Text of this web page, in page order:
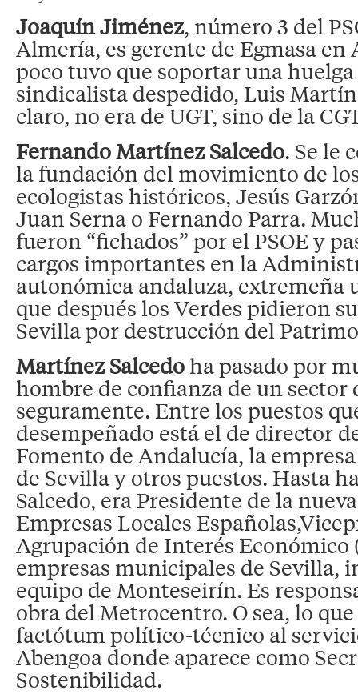
Joaquín Jiménez, número 3 del
Almería, es gerente de Egmasa en
poco tuvo que soportar una
sindicalista despedido, Luis
claro, no era de UGT, sino de la
Fernando Martínez Salcedo. Se le
la fundación del movimiento de
ecologistas históricos, Jesús
Juan Serna o Fernando Parra.
fueron “fichados” por el PSOE y
cargos importantes en la
autonómica andaluza, extremeña
que después los Verdes pidieron
Sevilla por destrucción del
Martínez Salcedo ha pasado por
hombre de confianza de un sector
seguramente. Entre los puestos
desempeñado está el de director
Fomento de Andalucía, la
de Sevilla y otros puestos. Hasta
Salcedo, era Presidente de la
Empresas Locales
Agrupación de Interés Económico
empresas municipales de Sevilla,
equipo de Monteseirín. Es
obra del Metrocentro. O sea, lo
factótum político-técnico al
Abengoa donde aparece como
Sostenibilidad.